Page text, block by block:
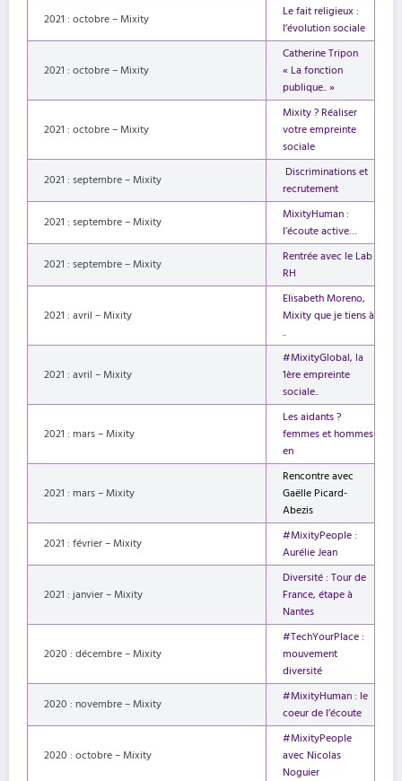
2021 : octobre – Mixity
Le fait religieux :
l’évolution sociale
2021 : octobre – Mixity
Catherine Tripon
« La fonction
publique.. »
2021 : octobre – Mixity
Mixity ? Réaliser
votre empreinte
sociale
2021 : septembre – Mixity
Discriminations et
recrutement
2021 : septembre – Mixity
MixityHuman :
l’écoute active…
2021 : septembre – Mixity
Rentrée avec le Lab
RH
2021 : avril – Mixity
Elisabeth Moreno,
Mixity que je tiens à
..
2021 : avril – Mixity
#MixityGlobal, la
1ère empreinte
sociale..
2021 : mars – Mixity
Les aidants ?
femmes et hommes
en
2021 : mars – Mixity
Rencontre avec
Gaëlle Picard-
Abezis
2021 : février – Mixity
#MixityPeople :
Aurélie Jean
2021 : janvier – Mixity
Diversité : Tour de
France, étape à
Nantes
2020 : décembre – Mixity
#TechYourPlace :
mouvement
diversité
2020 : novembre – Mixity
#MixityHuman : le
coeur de l’écoute
2020 : octobre – Mixity
#MixityPeople
avec Nicolas
Noguier